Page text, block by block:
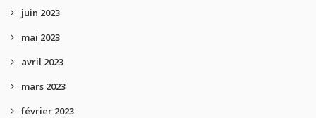
juin 2023
mai 2023
avril 2023
mars 2023
février 2023